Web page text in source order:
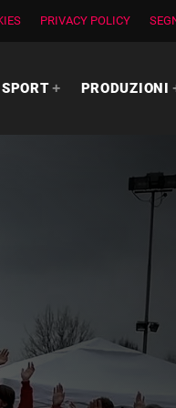
PRIVACY POLICY
SPORT PRODUZIONI